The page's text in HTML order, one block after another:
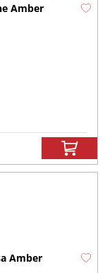
Amber
Amber